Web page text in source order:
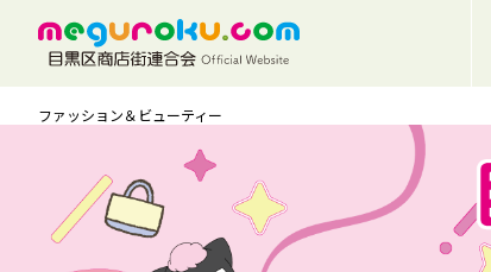
ファッション＆ビューティー